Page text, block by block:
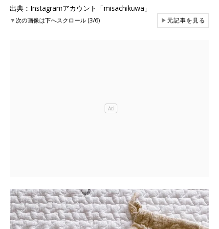
出典：Instagramアカウント「misachikuwa」
▼次の画像は下へスクロール (3/6) ▶元記事を見る